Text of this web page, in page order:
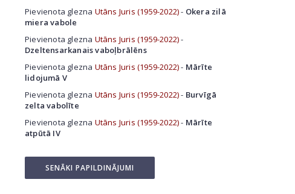
Pievienota glezna Utāns Juris (1959-2022)- Okera zilā
miera vabole
Pievienota glezna Utāns Juris (1959-2022)-
Dzeltensarkanais vaboļbrālēns
Pievienota glezna Utāns Juris (1959-2022)- Mārīte
lidojumā V
Pievienota glezna Utāns Juris (1959-2022)- Burvīgā
zelta vabolīte
Pievienota glezna Utāns Juris (1959-2022)- Mārīte
atpūtā IV
SENĀKI PAPILDINĀJUMI